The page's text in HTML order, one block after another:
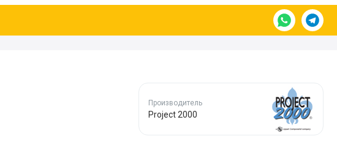
Производитель
Project 2000